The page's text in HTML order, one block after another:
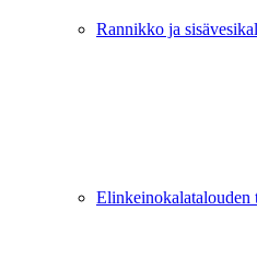
Rannikko ja
Elinkeinokalatalouden